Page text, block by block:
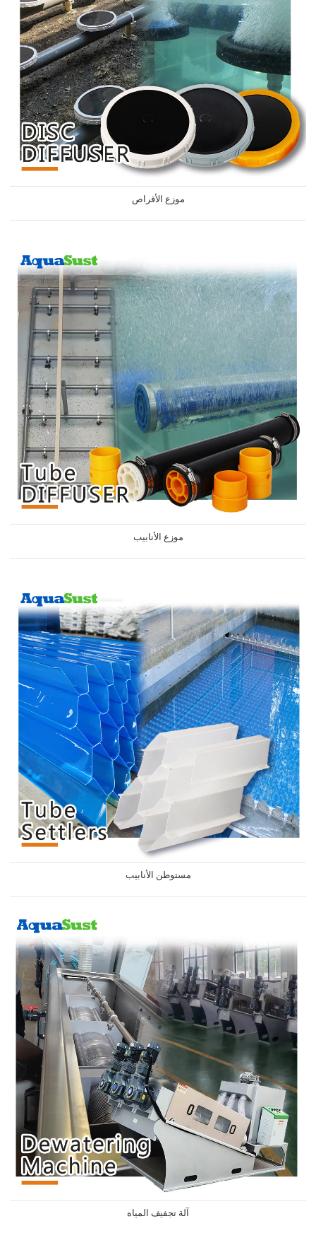
موزع الأقراص
موزع الأنابيب
مستوطن الأنابيب
آلة تجفيف المياه